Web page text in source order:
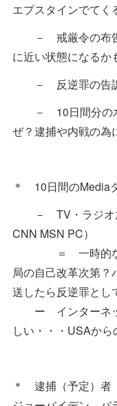
エプスタインでて
－ 戒厳令の布告
に近い状態になるか
－ 反逆罪の告訴
－ 10日間分の水
ぜ？逮捕や内戦の
＊ 10日間のMedia
－ TV・ラジオ放
CNN MSN PC）
＝ 一時的な停
局の自己改革次第
送したら反逆罪とし
ー インターネッ
しい・・・USAから
＊ 逮捕（予定）者